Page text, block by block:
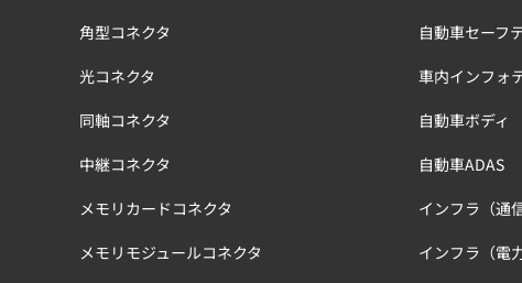
角型コネクタ
光コネクタ
同軸コネクタ
中継コネクタ
メモリカードコネクタ
メモリモジュールコネクタ
自動車セーフ
車内インフォ
自動車ボディ
自動車ADAS
インフラ（通
インフラ（電